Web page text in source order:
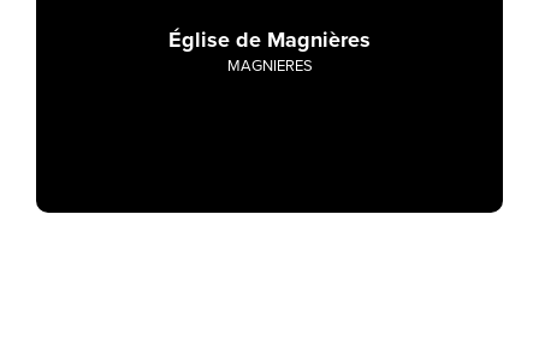
Église de Magnières
MAGNIERES